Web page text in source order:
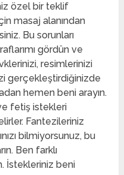
özel bir teklif
masaj alanından
Bu sorunları
gördün ve
resimlerinizi
gerçekleştirdiğinizde
hemen beni arayın.
fetiş istekleri
Fantezileriniz
bilmiyorsunuz, bu
Ben farklı
İstekleriniz beni